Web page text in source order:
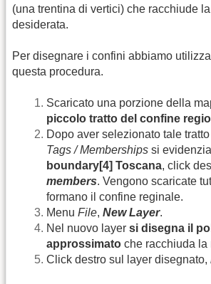
(una trentina di vertici) che racchiude
desiderata.
Per disegnare i confini abbiamo
questa procedura.
Scaricato una porzione della
piccolo tratto del confine
Dopo aver selezionato tale
Tags / Memberships si
boundary[4] Toscana, click
members. Vengono scaricate
formano il confine reginale.
Menu File, New Layer.
Nel nuovo layer si disegna il
approssimato che racchiuda la
Click destro sul layer disegnato,